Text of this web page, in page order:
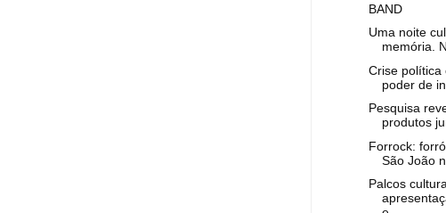
BAND
Uma noite
memória.
Crise política
poder de
Pesquisa
produtos
Forrock:
São João
Palcos